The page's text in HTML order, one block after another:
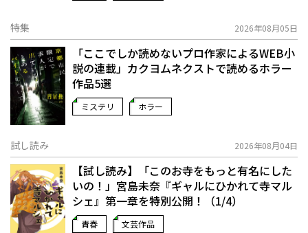
特集 2026年08月05日
「ここでしか読めないプロ作家によるWEB小
説の連載」――カクヨムネクストで読めるホラー
作品5選
ミステリ ホラー
試し読み 2026年08月04日
【試し読み】「このお寺をもっと有名にした
いの！」宮島未奈『ギャルにひかれて寺マル
シェ』第一章を特別公開！（1/4）
青春 文芸作品